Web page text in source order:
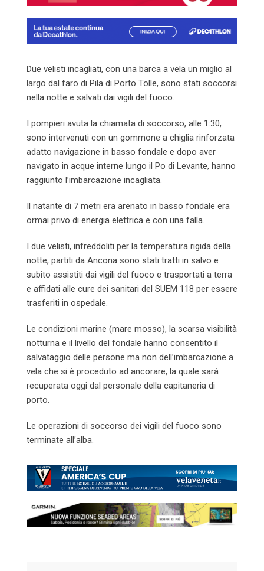
Due velisti incagliati, con una barca a vela un miglio al
largo dal faro di Pila di Porto Tolle, sono stati soccorsi
nella notte e salvati dai vigili del fuoco.
I pompieri avuta la chiamata di soccorso, alle 1:30,
sono intervenuti con un gommone a chiglia rinforzata
adatto navigazione in basso fondale e dopo aver
navigato in acque interne lungo il Po di Levante, hanno
raggiunto l’imbarcazione incagliata.
Il natante di 7 metri era arenato in basso fondale era
ormai privo di energia elettrica e con una falla.
I due velisti, infreddoliti per la temperatura rigida della
notte, partiti da Ancona sono stati tratti in salvo e
subito assistiti dai vigili del fuoco e trasportati a terra
e affidati alle cure dei sanitari del SUEM 118 per essere
trasferiti in ospedale.
Le condizioni marine (mare mosso), la scarsa visibilità
notturna e il livello del fondale hanno consentito il
salvataggio delle persone ma non dell’imbarcazione a
vela che si è proceduto ad ancorare, la quale sarà
recuperata oggi dal personale della capitaneria di
porto.
Le operazioni di soccorso dei vigili del fuoco sono
terminate all’alba.